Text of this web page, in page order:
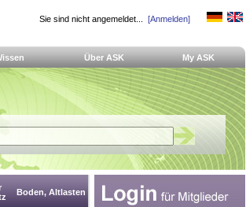
Sie sind nicht angemeldet... [Anmelden]
Über ASK My ASK
Boden, Altlasten